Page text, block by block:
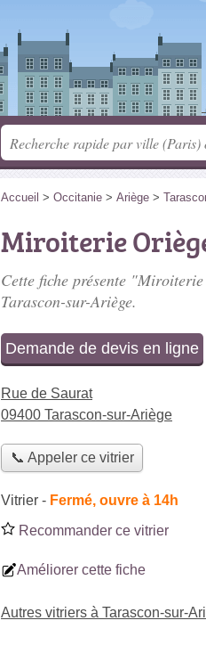
Accueil > Occitanie > Ariège >
Miroiterie
Cette fiche présente
Tarascon-sur-Ariège.
Demande de devis en ligne
Rue de Saurat
09400 Tarascon-sur-Ariège
📞 Appeler ce vitrier
Vitrier - Fermé, ouvre à 14h
Recommander ce vitrier
Améliorer cette fiche
Autres vitriers à Tarascon-sur-